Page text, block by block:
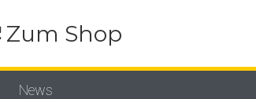
Zum Shop
News